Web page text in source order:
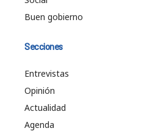
Buen gobierno
Secciones
Entrevistas
Opinión
Actualidad
Agenda